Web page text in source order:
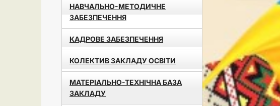
НАВЧАЛЬНО-МЕТОДИЧНЕ
ЗАБЕЗПЕЧЕННЯ
КАДРОВЕ ЗАБЕЗПЕЧЕННЯ
КОЛЕКТИВ ЗАКЛАДУ ОСВІТИ
МАТЕРІАЛЬНО-ТЕХНІЧНА БАЗА
ЗАКЛАДУ